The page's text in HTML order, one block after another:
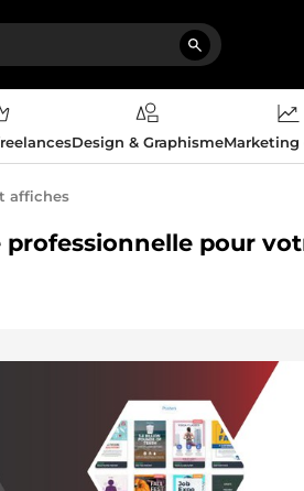
Design & Graphisme
affiches
professionnelle pour